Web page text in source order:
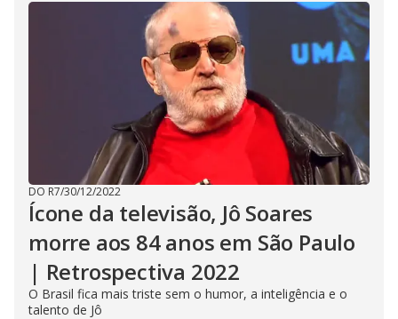
DO R7/30/12/2022
Ícone da televisão, Jô Soares
morre aos 84 anos em São Paulo
| Retrospectiva 2022
O Brasil fica mais triste sem o humor, a inteligência e o
talento de Jô